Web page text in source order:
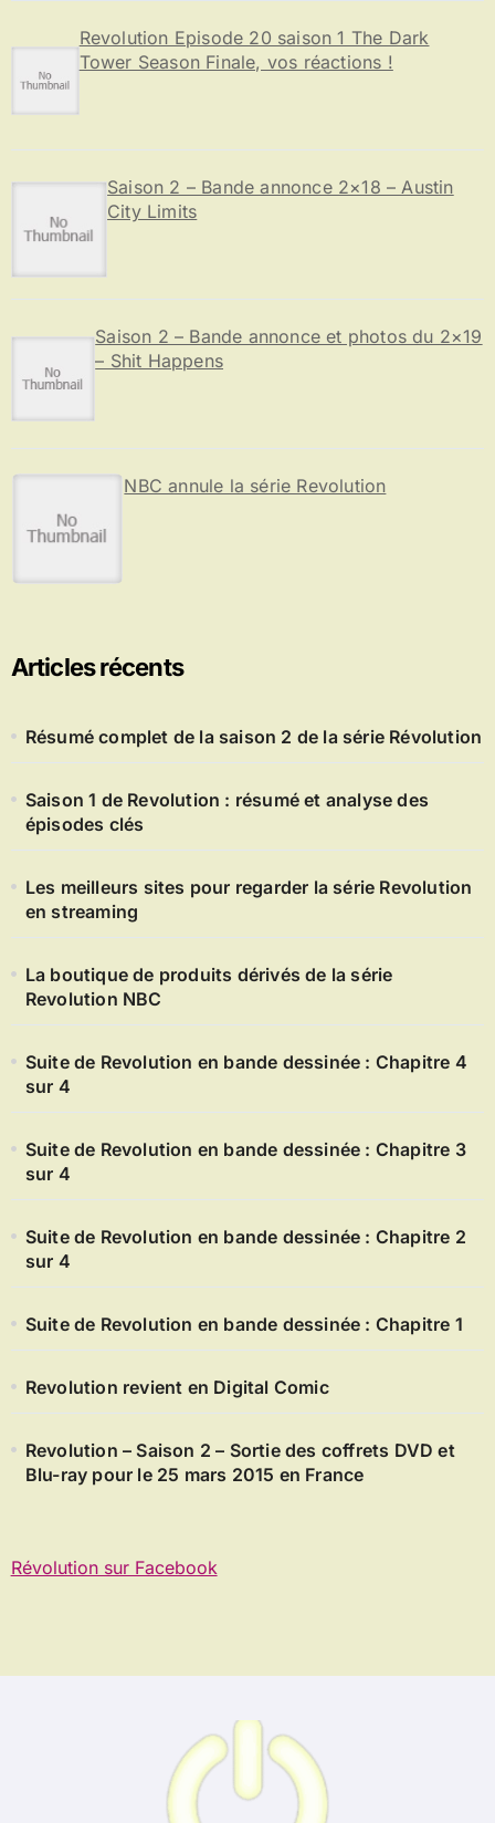
Revolution Episode 20 saison 1 The Dark
Tower Season Finale, vos réactions !
Saison 2 – Bande annonce 2×18 – Austin
City Limits
Saison 2 – Bande annonce et photos du 2×19
– Shit Happens
NBC annule la série Revolution
Articles récents
Résumé complet de la saison 2 de la série Révolution
Saison 1 de Revolution : résumé et analyse des
épisodes clés
Les meilleurs sites pour regarder la série Revolution
en streaming
La boutique de produits dérivés de la série
Revolution NBC
Suite de Revolution en bande dessinée : Chapitre 4
sur 4
Suite de Revolution en bande dessinée : Chapitre 3
sur 4
Suite de Revolution en bande dessinée : Chapitre 2
sur 4
Suite de Revolution en bande dessinée : Chapitre 1
Revolution revient en Digital Comic
Revolution – Saison 2 – Sortie des coffrets DVD et
Blu-ray pour le 25 mars 2015 en France
Révolution sur Facebook